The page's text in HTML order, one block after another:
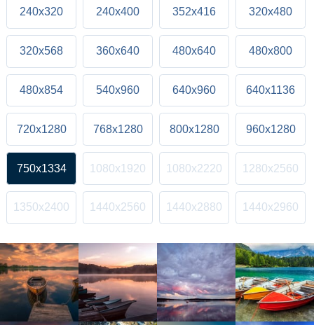
240x320 240x400 352x416 320x480
320x568 360x640 480x640 480x800
480x854 540x960 640x960 640x1136
720x1280 768x1280 800x1280 960x1280
750x1334 1080x1920 1080x2220 1280x2560
1350x2400 1440x2560 1440x2880 1440x2960